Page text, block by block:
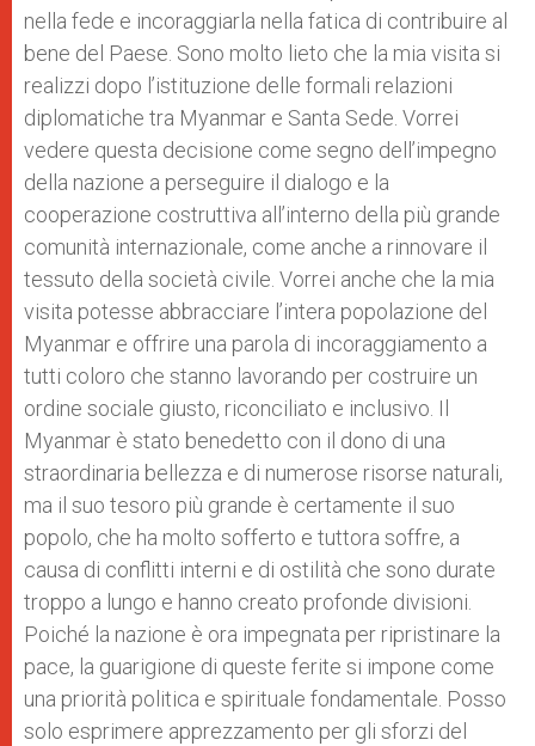
nella fede e incoraggiarla nella fatica di contribuire al
bene del Paese. Sono molto lieto che la mia visita si
realizzi dopo l’istituzione delle formali relazioni
diplomatiche tra Myanmar e Santa Sede. Vorrei
vedere questa decisione come segno dell’impegno
della nazione a perseguire il dialogo e la
cooperazione costruttiva all’interno della più grande
comunità internazionale, come anche a rinnovare il
tessuto della società civile. Vorrei anche che la mia
visita potesse abbracciare l’intera popolazione del
Myanmar e offrire una parola di incoraggiamento a
tutti coloro che stanno lavorando per costruire un
ordine sociale giusto, riconciliato e inclusivo. Il
Myanmar è stato benedetto con il dono di una
straordinaria bellezza e di numerose risorse naturali,
ma il suo tesoro più grande è certamente il suo
popolo, che ha molto sofferto e tuttora soffre, a
causa di conflitti interni e di ostilità che sono durate
troppo a lungo e hanno creato profonde divisioni.
Poiché la nazione è ora impegnata per ripristinare la
pace, la guarigione di queste ferite si impone come
una priorità politica e spirituale fondamentale. Posso
solo esprimere apprezzamento per gli sforzi del